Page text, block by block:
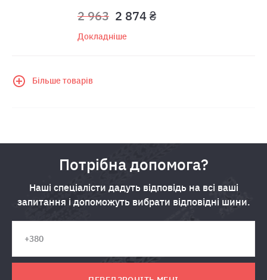
2 963 2 874 ₴
Докладніше
Більше товарів
Потрібна допомога?
Наші спеціалісти дадуть відповідь на всі ваші
запитання і допоможуть вибрати відповідні шини.